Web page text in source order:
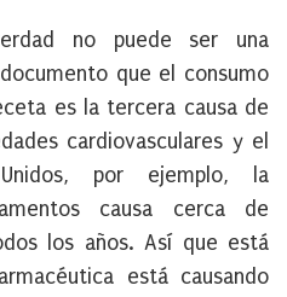
no puede ser una
que el consumo
es la tercera causa de
cardiovasculares y el
por ejemplo, la
causa cerca de
los años. Así que está
está causando